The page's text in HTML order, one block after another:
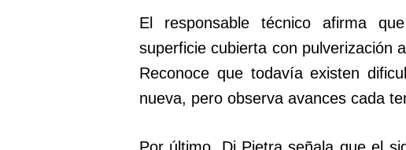
El responsable técnico afirma
superficie cubierta con pulverización
Reconoce que todavía existen
nueva, pero observa avances cada